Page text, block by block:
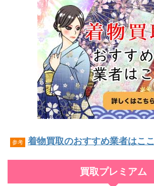
参考 着物買取のおすすめ業者はこ
買取プレミアム